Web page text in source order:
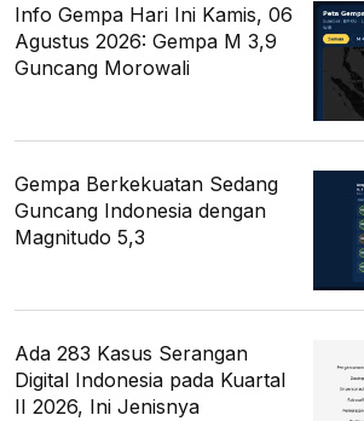
Info Gempa Hari Ini Kamis, 06
Agustus 2026: Gempa M 3,9
Guncang Morowali
Gempa Berkekuatan Sedang
Guncang Indonesia dengan
Magnitudo 5,3
Ada 283 Kasus Serangan
Digital Indonesia pada Kuartal
II 2026, Ini Jenisnya